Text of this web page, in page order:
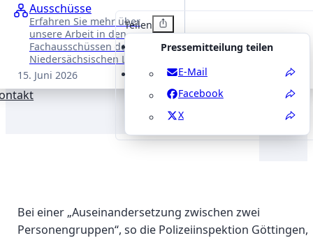
Ausschüsse
Erfahren Sie mehr über
unsere Arbeit in den
Fachausschüssen des
Niedersächsischen Landtages.
15. Juni 2026
Teilen
Pressemitteilung teilen
E-Mail
Facebook
X
Bei einer „Auseinandersetzung zwischen zwei
Personengruppen“, so die Polizeiinspektion Göttingen,